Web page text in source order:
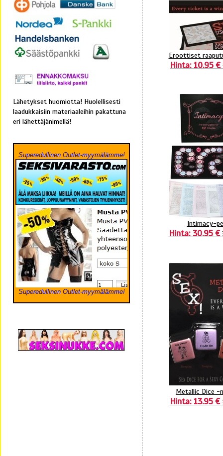
Lähetykset huomiotta! Huolellisesti
laadukkaisiin materiaaleihin pakattuna
eri lähettäjänimellä!
Superedullinen Outlet-myymälämme!
Superedullinen Outlet-myymälämme!
Eroottiset
Hinta: 10.95 €
Intimacy-
Hinta: 30.95 €
Metallic Dice -
Hinta: 13.95 €